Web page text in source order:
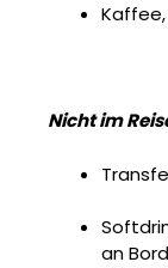
Nicht im
an